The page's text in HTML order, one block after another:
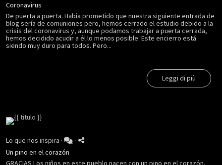
Coronavirus
De puerta a puerta. Había prometido que nuestra siguiente entrada de
blog sería de comuniones pero, hemos cerrado el estudio debido a la
crisis del coronavirus y, aunque podamos trabajar a puerta cerrada,
hemos decidido acudir a él lo menos posible. Este encierro está
siendo muy duro para todos. Pero...
Leggi di più
Lo que nos inspira ·
·
Un pino en el corazón
GRACIAS Los niños en este pueblo nacen con un pino en el corazón.